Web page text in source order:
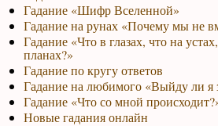
Гадание «Шифр Вселенной»
Гадание на рунах «Почему мы не
Гадание «Что в глазах, что на
планах?»
Гадание по кругу ответов
Гадание на любимого «Выйду ли я
Гадание «Что со мной
Новые гадания онлайн